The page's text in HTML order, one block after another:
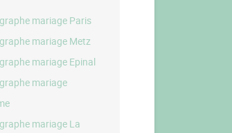
mariage Paris
mariage Metz
mariage Epinal
mariage
mariage La